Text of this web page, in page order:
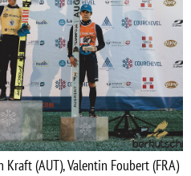
(AUT), Valentin Foubert (FRA)